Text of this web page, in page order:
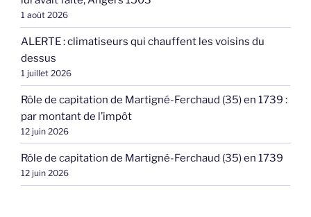
1 août 2026
ALERTE : climatiseurs qui chauffent les voisins du
dessus
1 juillet 2026
Rôle de capitation de Martigné-Ferchaud (35) en 1739 :
par montant de l’impôt
12 juin 2026
Rôle de capitation de Martigné-Ferchaud (35) en 1739
12 juin 2026